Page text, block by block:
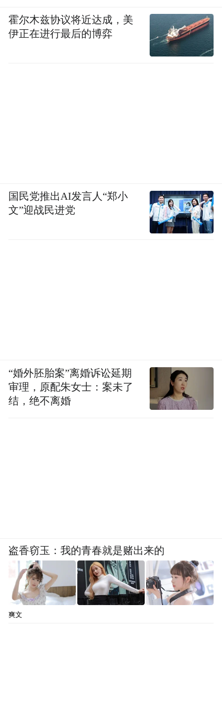
霍尔木兹协议将近达成，美
伊正在进行最后的博弈
国民党推出AI发言人“郑小
文”迎战民进党
“婚外胚胎案”离婚诉讼延期
审理，原配朱女士：案未了
结，绝不离婚
盗香窃玉：我的青春就是赌出来的
爽文